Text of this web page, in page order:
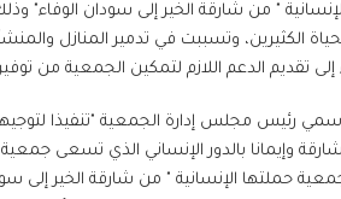
" من شارقة الخير إلى سودان الوفاء"
تقديم الدعم اللازم لتمكين الجمعية من
رئيس مجلس إدارة الجمعية "تنفيذا
وإيمانا بالدور الإنساني الذي تسعى جمعية
حملتها الإنسانية " من شارقة الخير إلى